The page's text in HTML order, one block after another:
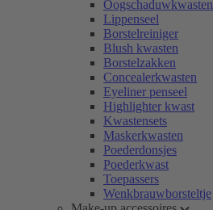
Oogschaduwkwasten
Lippenseel
Borstelreiniger
Blush kwasten
Borstelzakken
Concealerkwasten
Eyeliner penseel
Highlighter kwast
Kwastensets
Maskerkwasten
Poederdonsjes
Poederkwast
Toepassers
Wenkbrauwborsteltje